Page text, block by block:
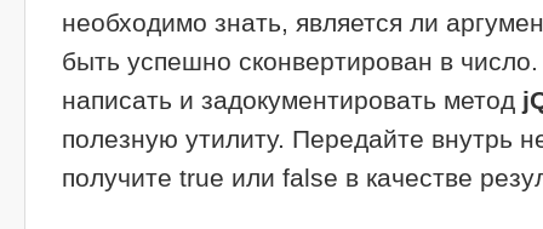
необходимо знать, является ли
быть успешно сконвертирован в
написать и задокументировать метод
полезную утилиту. Передайте внутрь
получите true или false в качестве